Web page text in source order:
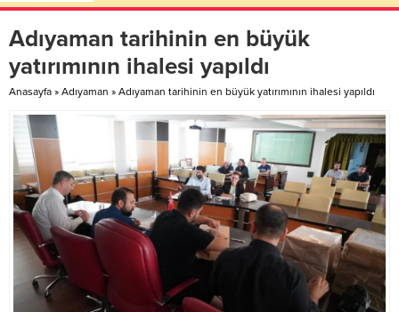
Adıyaman tarihinin en büyük
yatırımının ihalesi yapıldı
Anasayfa » Adıyaman » Adıyaman tarihinin en büyük yatırımının ihalesi yapıldı